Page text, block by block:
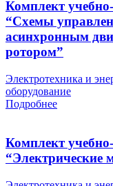
Комплект
“Схемы
асинхронным
ротором”
Электротехника и
оборудование
Подробнее
Комплект